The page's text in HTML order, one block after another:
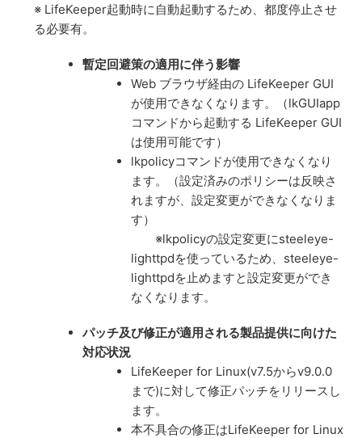
※ LifeKeeper起動時に自動起動するため、都度停止させ
る必要有。
暫定回避策の適用に伴う影響
Web ブラウザ経由の LifeKeeper GUI
が使用できなくなります。（lkGUIapp
コマンドから起動する LifeKeeper GUI
は使用可能です）
lkpolicyコマンドが使用できなくなり
ます。（設定済みのポリシーは反映さ
れますが、設定変更ができなくなりま
す）
※lkpolicyの設定変更にsteeleye-
lighttpdを使っているため、steeleye-
lighttpdを止めますと設定変更ができ
なくなります。
パッチ及び修正が適用される製品提供に向けた
対応状況
LifeKeeper for Linux(v7.5からv9.0.0
まで)に対して修正パッチをリリースし
ます。
本不具合の修正はLifeKeeper for Linux